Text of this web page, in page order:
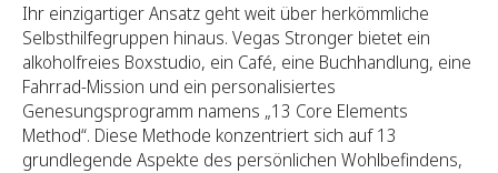
Ihr einzigartiger Ansatz geht weit über herkömmliche
Selbsthilfegruppen hinaus. Vegas Stronger bietet ein
alkoholfreies Boxstudio, ein Café, eine Buchhandlung, eine
Fahrrad-Mission und ein personalisiertes
Genesungsprogramm namens „13 Core Elements
Method“. Diese Methode konzentriert sich auf 13
grundlegende Aspekte des persönlichen Wohlbefindens,